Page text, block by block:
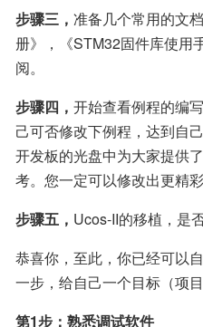
步骤三， 准备几个常用的文
册》，《STM32固件库使用
阅。
步骤四， 开始查看例程的编
己可否修改下例程，达到自
开发板的光盘中为大家提供
考。您一定可以修改出更精
步骤五， Ucos-II的移植，是
恭喜你，至此，你已经可以
一步，给自己一个目标（项
第1步：熟悉调试软件